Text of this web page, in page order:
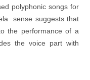
polyphonic songs for
sense suggests that
the performance of a
the voice part with